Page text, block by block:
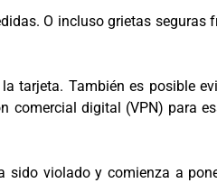
O incluso grietas seguras
tarjeta. También es posible
comercial digital (VPN) para
sido violado y comienza a